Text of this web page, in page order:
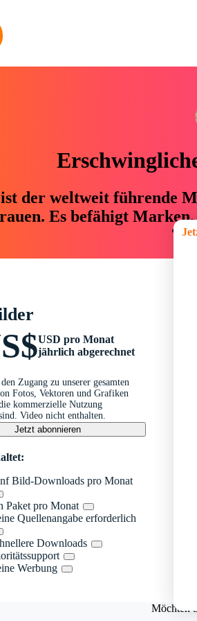
ist der weltweit führende
Es befähigt
76
USD pro Monat
jährlich abgerechnet
Zugang zu unserer gesamten
Fotos, Vektoren und Grafiken
kommerzielle Nutzung
Video nicht enthalten.
Jetzt abonnieren
Bild-Downloads pro Monat
Paket pro Monat
Quellenangabe erforderlich
Downloads
Werbung
Jetzt
Möchten